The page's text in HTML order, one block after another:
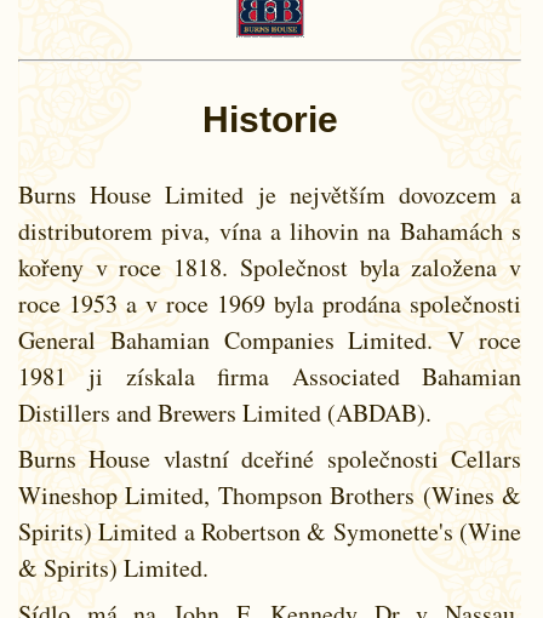
Historie
Burns House Limited je největším dovozcem a
distributorem piva, vína a lihovin na Bahamách s
kořeny v roce 1818. Společnost byla založena v
roce 1953 a v roce 1969 byla prodána společnosti
General Bahamian Companies Limited. V roce
1981 ji získala firma Associated Bahamian
Distillers and Brewers Limited (ABDAB).
Burns House vlastní dceřiné společnosti Cellars
Wineshop Limited, Thompson Brothers (Wines &
Spirits) Limited a Robertson & Symonette's (Wine
& Spirits) Limited.